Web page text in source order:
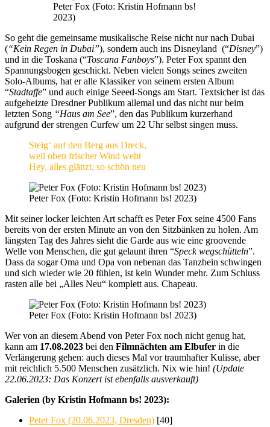
Peter Fox (Foto: Kristin Hofmann bs!
2023)
So geht die gemeinsame musikalische Reise nicht nur nach Dubai
(“Kein Regen in Dubai”), sondern auch ins Disneyland (“Disney”)
und in die Toskana (“Toscana Fanboys”). Peter Fox spannt den
Spannungsbogen geschickt. Neben vielen Songs seines zweiten
Solo-Albums, hat er alle Klassiker von seinem ersten Album
“Stadtaffe” und auch einige Seeed-Songs am Start. Textsicher ist das
aufgeheizte Dresdner Publikum allemal und das nicht nur beim
letzten Song “Haus am See”, den das Publikum kurzerhand
aufgrund der strengen Curfew um 22 Uhr selbst singen muss.
Steig‘ auf den Berg aus Dreck,
weil oben frischer Wind weht
Hey, alles glänzt, so schön neu
Peter Fox (Foto: Kristin Hofmann bs! 2023)
Mit seiner locker leichten Art schafft es Peter Fox seine 4500 Fans
bereits von der ersten Minute an von den Sitzbänken zu holen. Am
längsten Tag des Jahres sieht die Garde aus wie eine groovende
Welle von Menschen, die gut gelaunt ihren “Speck wegschütteln”.
Dass da sogar Oma und Opa von nebenan das Tanzbein schwingen
und sich wieder wie 20 fühlen, ist kein Wunder mehr. Zum Schluss
rasten alle bei „Alles Neu“ komplett aus. Chapeau.
Peter Fox (Foto: Kristin Hofmann bs! 2023)
Wer von an diesem Abend von Peter Fox noch nicht genug hat,
kann am 17.08.2023 bei den Filmnächten am Elbufer in die
Verlängerung gehen: auch dieses Mal vor traumhafter Kulisse, aber
mit reichlich 5.500 Menschen zusätzlich. Nix wie hin! (Update
22.06.2023: Das Konzert ist ebenfalls ausverkauft)
Galerien (by Kristin Hofmann bs! 2023):
Peter Fox (20.06.2023, Dresden) [40]